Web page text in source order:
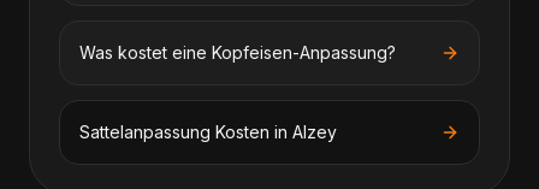
Was kostet eine Kopfeisen-Anpassung?
Sattelanpassung Kosten in Alzey